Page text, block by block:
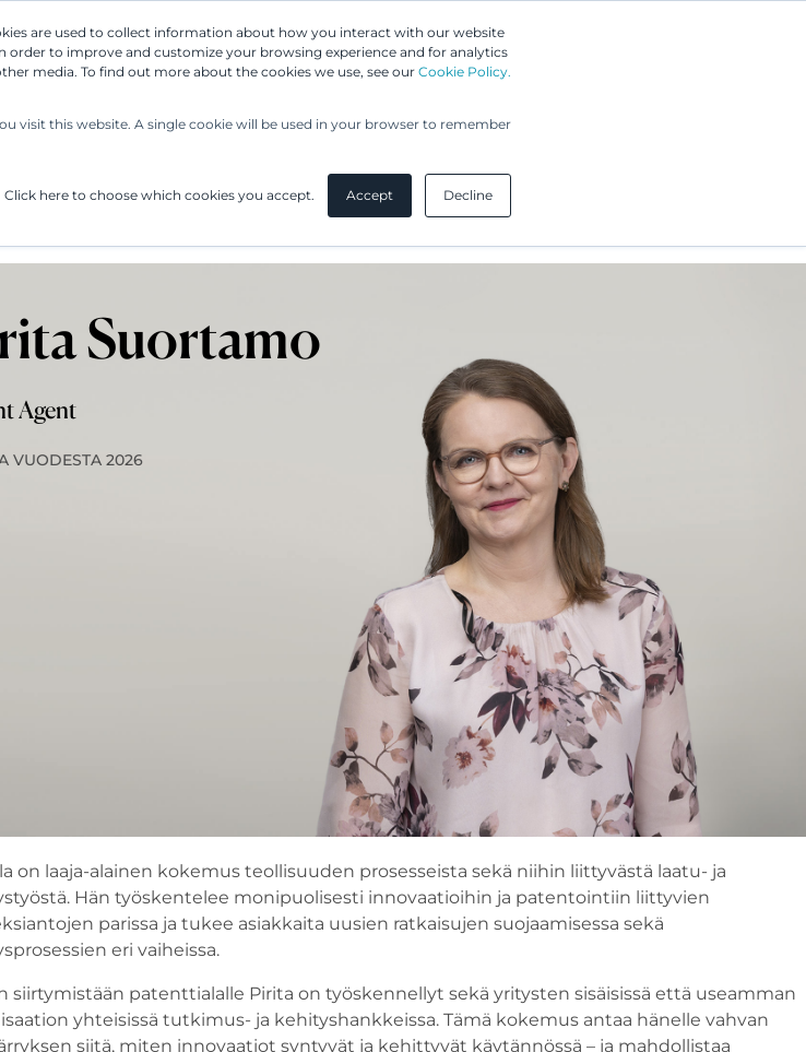
are used to collect information about how you interact with our website
to improve and customize your browsing experience and for analytics
media. To find out more about the cookies we use, see our Cookie Policy.
visit this website. A single cookie will be used in your browser to remember
Click here to choose which cookies you accept. Accept Decline
Palvelumme UP & UPC Asiakkaamme
Suortamo
Agent
VUODESTA 2026
on laaja-alainen kokemus teollisuuden prosesseista sekä niihin liittyvästä laatu- ja
Hän työskentelee monipuolisesti innovaatioihin ja patentointiin liittyvien
parissa ja tukee asiakkaita uusien ratkaisujen suojaamisessa sekä
eri vaiheissa.
siirtymistään patenttialalle Pirita on työskennellyt sekä yritysten sisäisissä että useamman
yhteisissä tutkimus- ja kehityshankkeissa. Tämä kokemus antaa hänelle vahvan
siitä, miten innovaatiot syntyvät ja kehittyvät käytännössä – ja mahdollistaa